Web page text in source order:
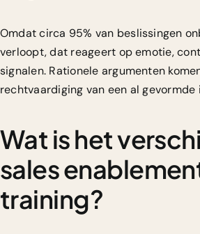
Omdat circa 95% van beslissingen
verloopt, dat reageert op emotie,
signalen. Rationele argumenten
rechtvaardiging van een al gevormde
Wat is het
sales
training?